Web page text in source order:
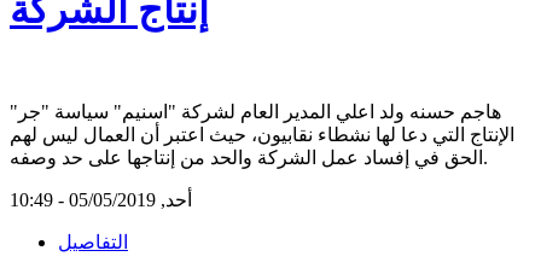
إنتاج الشركة
هاجم حسنه ولد اعلي المدير العام لشركة "اسنيم" سياسة "جر"
الإنتاج التي دعا لها نشطاء نقابيون، حيث اعتبر أن العمال ليس لهم
الحق في إفساد عمل الشركة والحد من إنتاجها على حد وصفه.
أحد, 05/05/2019 - 10:49
التفاصيل